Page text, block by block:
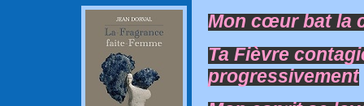
Mon cœur bat la
Ta Fièvre
progressivement